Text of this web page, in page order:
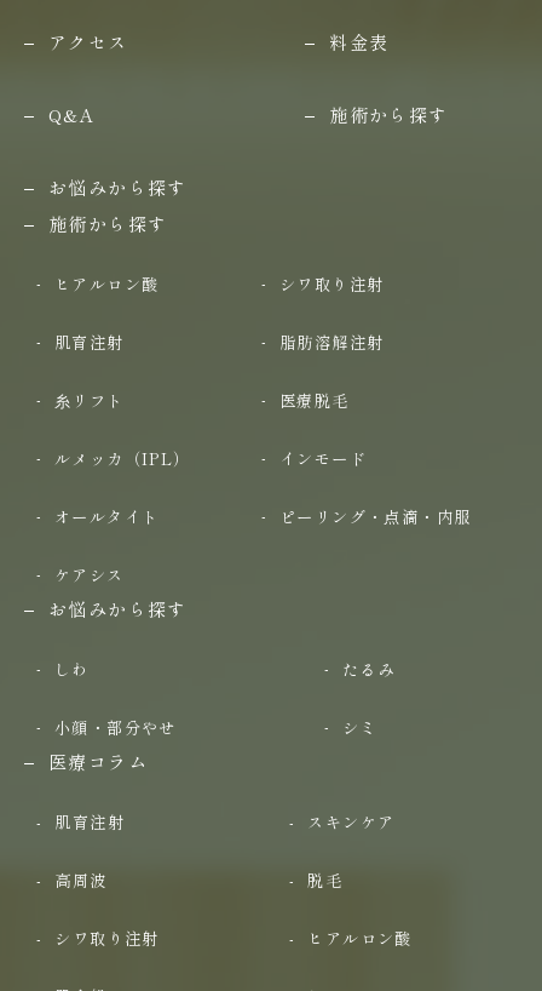
アクセス 料金表
Q&A 施術から探す
お悩みから探す
施術から探す
ヒアルロン酸 シワ取り注射
肌育注射 脂肪溶解注射
糸リフト 医療脱毛
ルメッカ（IPL） インモード
オールタイト ピーリング・点滴・内服
ケアシス
お悩みから探す
しわ たるみ
小顔・部分やせ シミ
医療コラム
肌育注射 スキンケア
高周波 脱毛
シワ取り注射 ヒアルロン酸